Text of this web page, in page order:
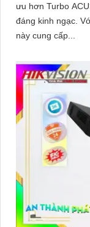
ưu hơn Turbo
đáng kinh ngạc. Với 1 HDD siêu sáng và đẹp, dòng Đầu ghi
này cung cấp...